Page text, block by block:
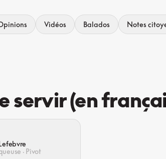
Vidéos Balados Notes
servir (en
· Pivot